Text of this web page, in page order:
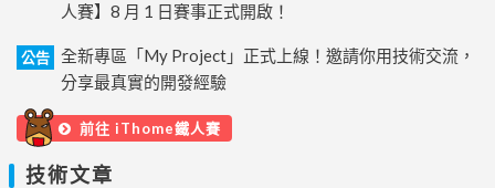
人賽】8 月 1 日賽事正式開啟！
公告
全新專區「My Project」正式上線！邀請你用技術交流，
分享最真實的開發經驗
前往 iThome鐵人賽
技術文章